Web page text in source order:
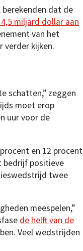
berekenden dat de
miljard dollar aan
van het
verder kijken.
schatten,” zeggen
moet erop
uur voor de
en 12 procent
bedrijf positieve
twee
meespelen,”
de helft van de
Veel wedstrijden